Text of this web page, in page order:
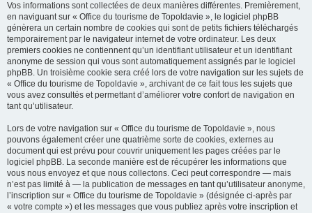
Vos informations sont collectées de deux manières différentes. Premièrement,
en naviguant sur « Office du tourisme de Topoldavie », le logiciel phpBB
génèrera un certain nombre de cookies qui sont de petits fichiers téléchargés
temporairement par le navigateur internet de votre ordinateur. Les deux
premiers cookies ne contiennent qu’un identifiant utilisateur et un identifiant
anonyme de session qui vous sont automatiquement assignés par le logiciel
phpBB. Un troisième cookie sera créé lors de votre navigation sur les sujets de
« Office du tourisme de Topoldavie », archivant de ce fait tous les sujets que
vous avez consultés et permettant d’améliorer votre confort de navigation en
tant qu’utilisateur.
Lors de votre navigation sur « Office du tourisme de Topoldavie », nous
pouvons également créer une quatrième sorte de cookies, externes au
document qui est prévu pour couvrir uniquement les pages créées par le
logiciel phpBB. La seconde manière est de récupérer les informations que
vous nous envoyez et que nous collectons. Ceci peut correspondre — mais
n’est pas limité à — la publication de messages en tant qu’utilisateur anonyme,
l’inscription sur « Office du tourisme de Topoldavie » (désignée ci-après par
« votre compte ») et les messages que vous publiez après votre inscription et